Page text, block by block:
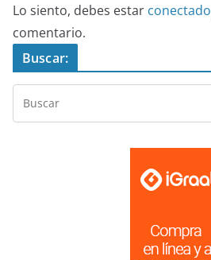
Lo siento, debes estar conectado
comentario.
Buscar: